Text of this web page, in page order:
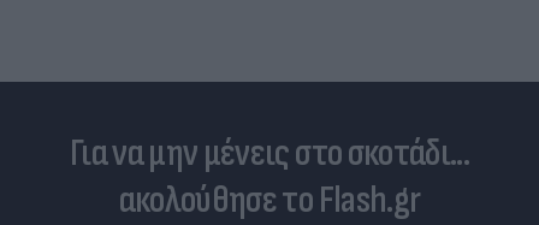
Για να μην μένεις στο σκοτάδι...
ακολούθησε το Flash.gr